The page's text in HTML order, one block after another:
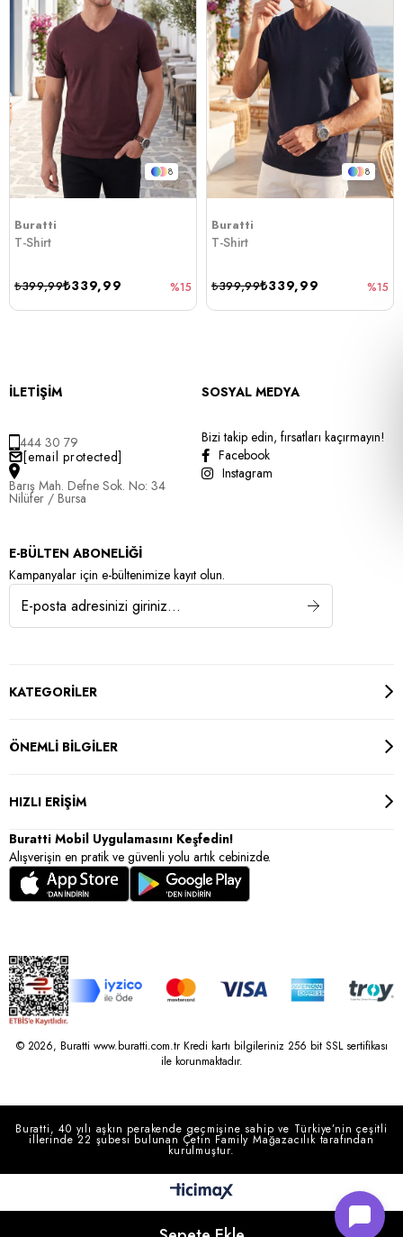
8
Buratti
T-Shirt
₺339,99
₺399,99 %15
8
Buratti
T-Shirt
₺339,99
₺399,99 %15
İLETİŞİM
444 30 79
[email protected]
Barış Mah. Defne Sok. No: 34
Nilüfer / Bursa
SOSYAL MEDYA
Bizi takip edin, fırsatları kaçırmayın!
Facebook
Instagram
E-BÜLTEN ABONELİĞİ
Kampanyalar için e-bültenimize kayıt olun.
KATEGORİLER
ÖNEMLİ BİLGİLER
HIZLI ERİŞİM
Buratti Mobil Uygulamasını Keşfedin!
Alışverişin en pratik ve güvenli yolu artık cebinizde.
© 2026, Buratti www.buratti.com.tr Kredi kartı bilgileriniz 256 bit SSL sertifikası
ile korunmaktadır.
Buratti, 40 yılı aşkın perakende geçmişine sahip ve Türkiye’nin çeşitli
illerinde 22 şubesi bulunan Çetin Family Mağazacılık tarafından
kurulmuştur.